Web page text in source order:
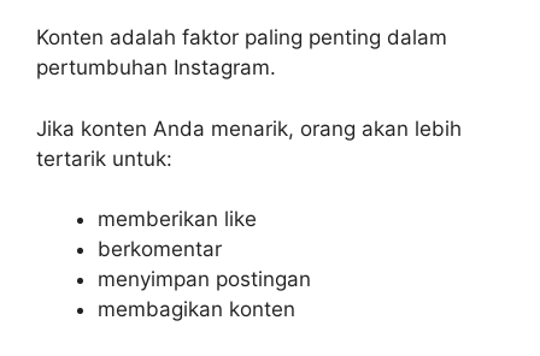
Konten adalah faktor paling penting dalam
pertumbuhan Instagram.
Jika konten Anda menarik, orang akan lebih
tertarik untuk:
memberikan like
berkomentar
menyimpan postingan
membagikan konten